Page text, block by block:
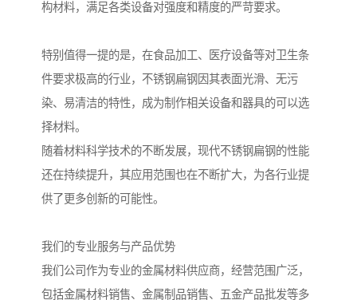
构材料，满足各类设备对强度和精度的严苛要求。
特别值得一提的是，在食品加工、医疗设备等对卫生条
件要求极高的行业，不锈钢扁钢因其表面光滑、无污
染、易清洁的特性，成为制作相关设备和器具的可以选
择材料。
随着材料科学技术的不断发展，现代不锈钢扁钢的性能
还在持续提升，其应用范围也在不断扩大，为各行业提
供了更多创新的可能性。
我们的专业服务与产品优势
我们公司作为专业的金属材料供应商，经营范围广泛，
包括金属材料销售、金属制品销售、五金产品批发等多